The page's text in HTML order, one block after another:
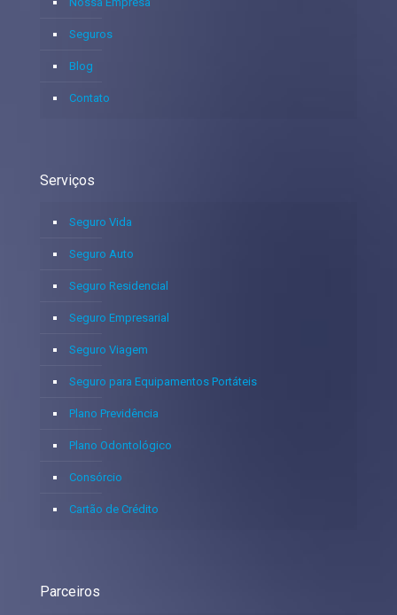
Seguros
Blog
Contato
Serviços
Seguro Vida
Seguro Auto
Seguro Residencial
Seguro Empresarial
Seguro Viagem
Seguro para Equipamentos Portáteis
Plano Previdência
Plano Odontológico
Consórcio
Cartão de Crédito
Parceiros